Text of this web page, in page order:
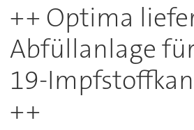
++ Optima
Abfüllanlage
19-
++